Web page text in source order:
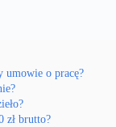
umowie o pracę?
zł brutto?